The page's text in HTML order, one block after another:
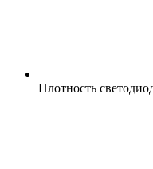
Плотность